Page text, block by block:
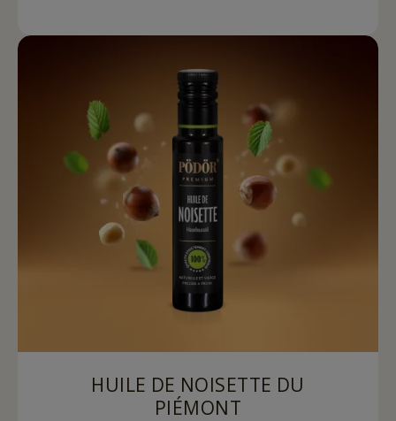
HUILE DE NOISETTE DU
PIÉMONT